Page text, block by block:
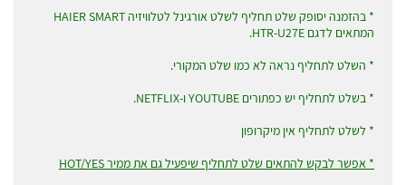
* בהזמנה יסופק שלט תחליף לשלט אורגינל לטלוויזיה HAIER SMART
המתאים לדגם HTR-U27E.
* השלט לתחליף נראה לא כמו שלט המקורי.
* בשלט לתחליף יש כפתורים YOUTUBE ו-NETFLIX.
* לשלט לתחליף אין מיקרופון
* אפשר לבקש להתאים שלט לתחליף שיפעיל גם את ממיר HOT/YES